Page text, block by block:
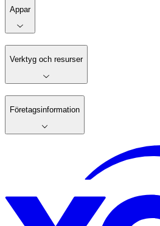
Appar
Verktyg och resurser
Företagsinformation